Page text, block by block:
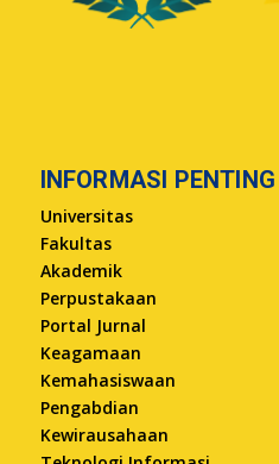
INFORMASI PENTING
Universitas
Fakultas
Akademik
Perpustakaan
Portal Jurnal
Keagamaan
Kemahasiswaan
Pengabdian
Kewirausahaan